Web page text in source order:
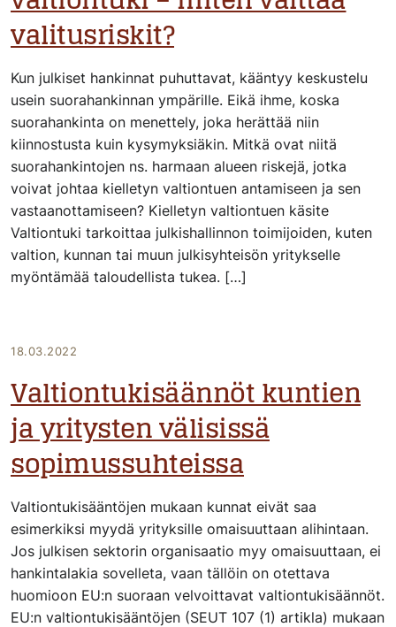
valitusriskit?
Kun julkiset hankinnat puhuttavat, kääntyy keskustelu
usein suorahankinnan ympärille. Eikä ihme, koska
suorahankinta on menettely, joka herättää niin
kiinnostusta kuin kysymyksiäkin. Mitkä ovat niitä
suorahankintojen ns. harmaan alueen riskejä, jotka
voivat johtaa kielletyn valtiontuen antamiseen ja sen
vastaanottamiseen? Kielletyn valtiontuen käsite
Valtiontuki tarkoittaa julkishallinnon toimijoiden, kuten
valtion, kunnan tai muun julkisyhteisön yritykselle
myöntämää taloudellista tukea. […]
18.03.2022
Valtiontukisäännöt kuntien
ja yritysten välisissä
sopimussuhteissa
Valtiontukisääntöjen mukaan kunnat eivät saa
esimerkiksi myydä yrityksille omaisuuttaan alihintaan.
Jos julkisen sektorin organisaatio myy omaisuuttaan, ei
hankintalakia sovelleta, vaan tällöin on otettava
huomioon EU:n suoraan velvoittavat valtiontukisäännöt.
EU:n valtiontukisääntöjen (SEUT 107 (1) artikla) mukaan